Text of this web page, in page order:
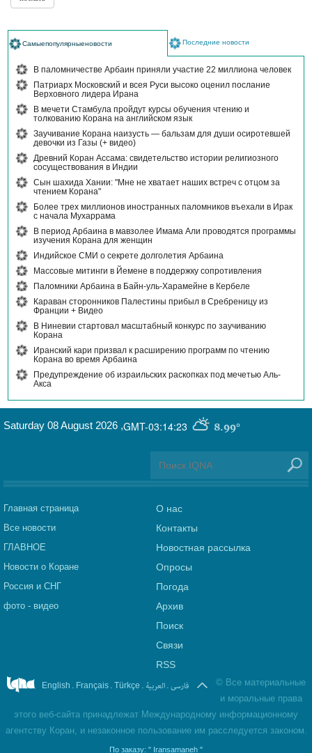
Самыепопулярныеновости Последние новости
В паломничестве Арбаин приняли участие 22 миллиона человек
Патриарх Московский и всея Руси высоко оценил послание
Верховного лидера Ирана
В мечети Стамбула пройдут курсы обучения чтению и
толкованию Корана на английском язык
Заучивание Корана наизусть — бальзам для души осиротевшей
девочки из Газы (+ видео)
Древний Коран Ассама: свидетельство истории религиозного
сосуществования в Индии
Сын шахида Хании: "Мне не хватает наших встреч с отцом за
чтением Корана"
Более трех миллионов иностранных паломников въехали в Ирак
с начала Мухаррама
В период Арбаина в мавзолее Имама Али проводятся программы
изучения Корана для женщин
Индийское СМИ о секрете долголетия Арбаина
Массовые митинги в Йемене в поддержку сопротивления
Паломники Арбаина в Байн-уль-Харамейне в Кербеле
Караван сторонников Палестины прибыл в Сребреницу из
Франции + Видео
В Ниневии стартовал масштабный конкурс по заучиванию
Корана
Иранский кари призвал к расширению программ по чтению
Корана во время Арбаина
Предупреждение об израильских раскопках под мечетью Аль-
Акса
GMT-03:14:23 8.99°
Saturday 08 August 2026 ,
Главная страница
Все новости
ГЛАВНОЕ
Новости о Коране
Россия и СНГ
фото - видео
О нас
Контакты
Новостная рассылка
Опросы
Погода
Архив
Поиск
Связи
RSS
English . Français . Türkçe . العربیة . فارسی © Все материальные
и моральные права
этого веб-сайта принадлежат Международному информационному
агентству Коран, и незаконное пользование им расследуется законом.
По заказу: " Iransamaneh "